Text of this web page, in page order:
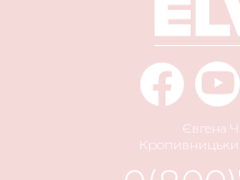
Євгена